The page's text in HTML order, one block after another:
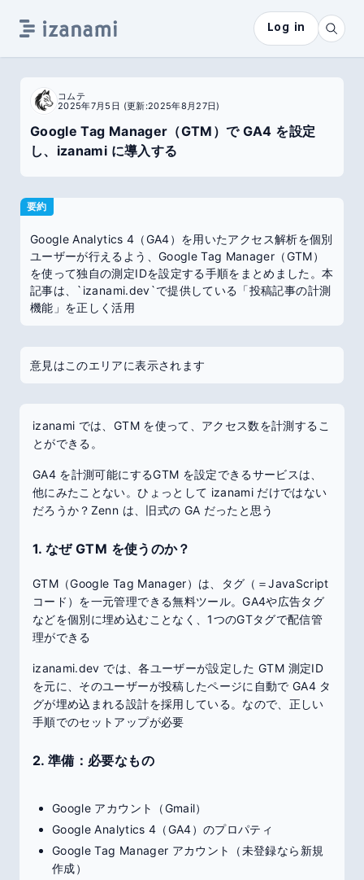
Log in
コムテ
2025年7月5日 (更新:2025年8月27日)
Google Tag Manager（GTM）で GA4 を設定
し、izanami に導入する
要約
Google Analytics 4（GA4）を用いたアクセス解析を個別
ユーザーが行えるよう、Google Tag Manager（GTM）
を使って独自の測定IDを設定する手順をまとめました。本
記事は、`izanami.dev`で提供している「投稿記事の計測
機能」を正しく活用
意見はこのエリアに表示されます
izanami では、GTM を使って、アクセス数を計測するこ
とができる。
GA4 を計測可能にするGTM を設定できるサービスは、
他にみたことない。ひょっとして izanami だけではない
だろうか？Zenn は、旧式の GA だったと思う
1. なぜ GTM を使うのか？
GTM（Google Tag Manager）は、タグ（＝JavaScript
コード）を一元管理できる無料ツール。GA4や広告タグ
などを個別に埋め込むことなく、1つのGTタグで配信管
理ができる
izanami.dev では、各ユーザーが設定した GTM 測定ID
を元に、そのユーザーが投稿したページに自動で GA4 タ
グが埋め込まれる設計を採用している。なので、正しい
手順でのセットアップが必要
2. 準備：必要なもの
Google アカウント（Gmail）
Google Analytics 4（GA4）のプロパティ
Google Tag Manager アカウント（未登録なら新規
作成）